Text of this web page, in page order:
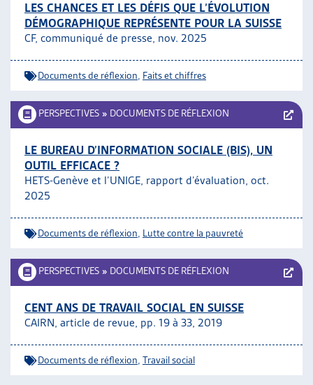
LES CHANCES ET LES DÉFIS QUE L’ÉVOLUTION
DÉMOGRAPHIQUE REPRÉSENTE POUR LA SUISSE
CF, communiqué de presse, nov. 2025
Documents de réflexion Faits et chiffres
PERSPECTIVES » DOCUMENTS DE RÉFLEXION
LE BUREAU D’INFORMATION SOCIALE (BIS), UN
OUTIL EFFICACE ?
HETS-Genève et l’UNIGE, rapport d’évaluation, oct.
2025
Documents de réflexion Lutte contre la pauvreté
PERSPECTIVES » DOCUMENTS DE RÉFLEXION
CENT ANS DE TRAVAIL SOCIAL EN SUISSE
CAIRN, article de revue, pp. 19 à 33, 2019
Documents de réflexion Travail social